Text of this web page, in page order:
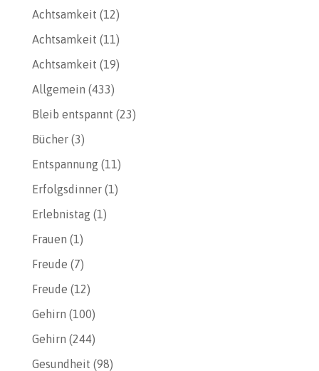
Achtsamkeit (12)
Achtsamkeit (11)
Achtsamkeit (19)
Allgemein (433)
Bleib entspannt (23)
Bücher(3)
Entspannung(11)
Erfolgsdinner(1)
Erlebnistag(1)
Frauen (1)
Freude (7)
Freude (12)
Gehirn (100)
Gehirn (244)
Gesundheit (98)